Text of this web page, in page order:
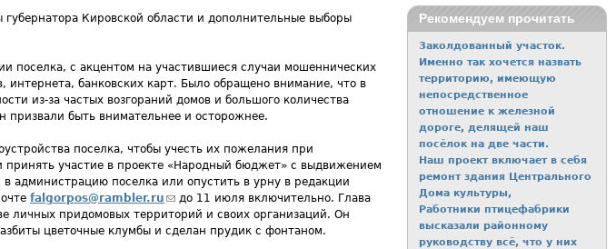
Кировской области и дополнительные выборы
поселка, с акцентом на участившиеся случаи мошеннических
банковских карт. Было обращено внимание, что в
из-за частых возгораний домов и большого количества
призвали быть внимательнее и осторожнее.
поселка, чтобы учесть их пожелания при
участие в проекте «Народный бюджет» с выдвижением
администрацию поселка или опустить в урну в редакции
falgorpos@rambler.ru (ссылка для отправки email)
до 11 июля включительно. Глава
личных придомовых территорий и своих организаций. Он
цветочные клумбы и сделан прудик с фонтаном.
Рекомендуем прочитать
Заколдованный участок.
Именно так хочется назвать
территорию, имеющую
непосредственное
отношение к железной
дороге, делящей наш
посёлок на две части.
Наш проект включает в себя
ремонт здания Центрального
Дома культуры,
Работники птицефабрики
высказали районному
руководству всё, что у них